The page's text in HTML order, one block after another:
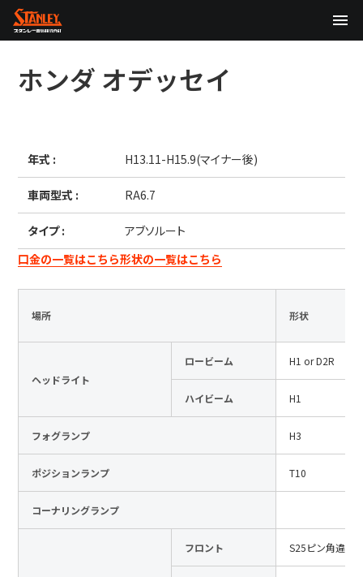
日本語 English 中文
製品検索
全て
企業情報
テクノロジー
サステナビリティ
株主・投資家情報
ニュース
ホンダ オデッセイ
年式 : H13.11-H15.9(マイナー後)
車両型式 : RA6.7
タイプ :
アブソルート
口金の一覧はこちら形状の一覧はこちら
場所 形状
ヘッドライト
ロービーム H1 or D2R
ハイビーム H1
フォグランプ H3
ポジションランプ T10
コーナリングランプ
フロント S25ピン角違い